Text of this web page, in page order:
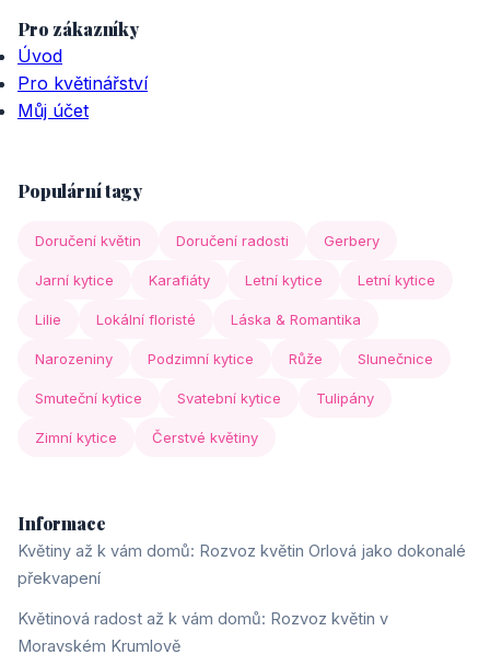
Pro zákazníky
Úvod
Pro květinářství
Můj účet
Populární tagy
Doručení květin Doručení radosti Gerbery
Jarní kytice Karafiáty Letní kytice Letní kytice
Lilie Lokální floristé Láska & Romantika
Narozeniny Podzimní kytice Růže Slunečnice
Smuteční kytice Svatební kytice Tulipány
Zimní kytice Čerstvé květiny
Informace
Květiny až k vám domů: Rozvoz květin Orlová jako dokonalé
překvapení
Květinová radost až k vám domů: Rozvoz květin v
Moravském Krumlově